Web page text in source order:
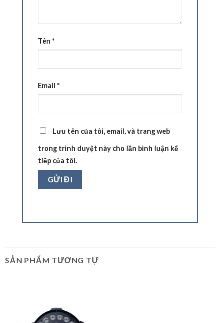
Tên *
Email *
Lưu tên của tôi, email, và trang web
trong trình duyệt này cho lần bình luận kế
tiếp của tôi.
SẢN PHẨM TƯƠNG TỰ